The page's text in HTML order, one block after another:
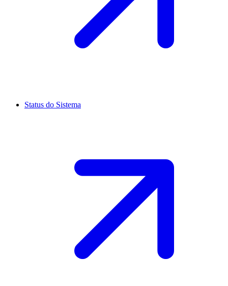
Status do Sistema